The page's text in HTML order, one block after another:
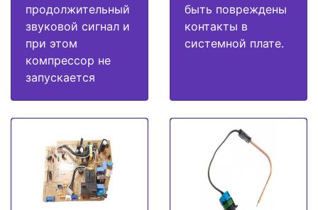
продолжительный
звуковой сигнал и
при этом
компрессор не
запускается
быть повреждены
контакты в
системной плате.